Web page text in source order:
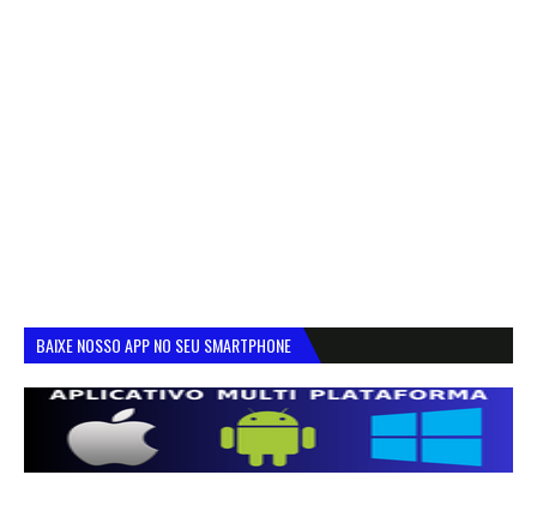
BAIXE NOSSO APP NO SEU SMARTPHONE